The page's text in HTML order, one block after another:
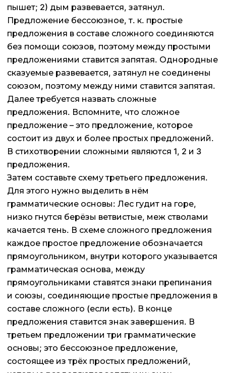
пышет; 2) дым развевается, затянул.
Предложение бессоюзное, т. к. простые
предложения в составе сложного соединяются
без помощи союзов, поэтому между простыми
предложениями ставится запятая. Однородные
сказуемые развевается, затянул не соединены
союзом, поэтому между ними ставится запятая.
Далее требуется назвать сложные
предложения. Вспомните, что сложное
предложение – это предложение, которое
состоит из двух и более простых предложений.
В стихотворении сложными являются 1, 2 и 3
предложения.
Затем составьте схему третьего предложения.
Для этого нужно выделить в нём
грамматические основы: Лес гудит на горе,
низко гнутся берёзы ветвистые, меж стволами
качается тень. В схеме сложного предложения
каждое простое предложение обозначается
прямоугольником, внутри которого указывается
грамматическая основа, между
прямоугольниками ставятся знаки препинания
и союзы, соединяющие простые предложения в
составе сложного (если есть). В конце
предложения ставится знак завершения. В
третьем предложении три грамматические
основы; это бессоюзное предложение,
состоящее из трёх простых предложений,